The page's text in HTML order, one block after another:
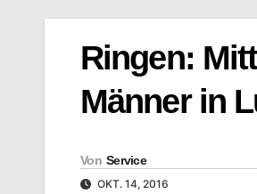
Ringen:
Männer in
Von Service
OKT. 14, 2016